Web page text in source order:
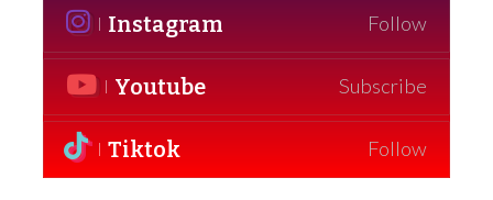
Instagram Follow
Youtube Subscribe
Tiktok Follow